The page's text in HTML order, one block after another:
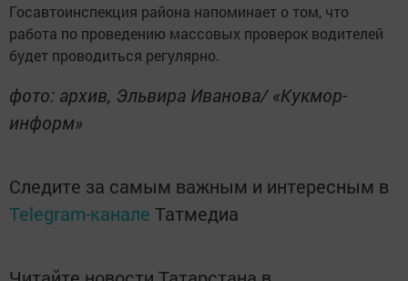
Госавтоинспекция района напоминает о том, что
работа по проведению массовых проверок водителей
будет проводиться регулярно.
фото: архив, Эльвира Иванова/ «Кукмор-
информ»
Следите за самым важным и интересным в
Telegram-канале Татмедиа